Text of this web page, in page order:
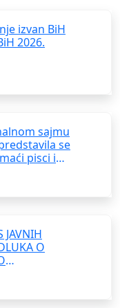
izvan BiH
2026.
sajmu
se
pisci i
JAVNIH
O